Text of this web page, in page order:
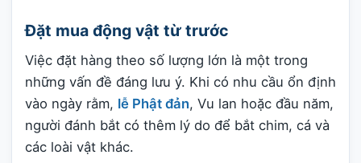
Đặt mua động vật từ trước
Việc đặt hàng theo số lượng lớn là một trong
những vấn đề đáng lưu ý. Khi có nhu cầu ổn định
vào ngày rằm, lễ Phật đản, Vu lan hoặc đầu năm,
người đánh bắt có thêm lý do để bắt chim, cá và
các loài vật khác.